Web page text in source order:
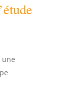
une